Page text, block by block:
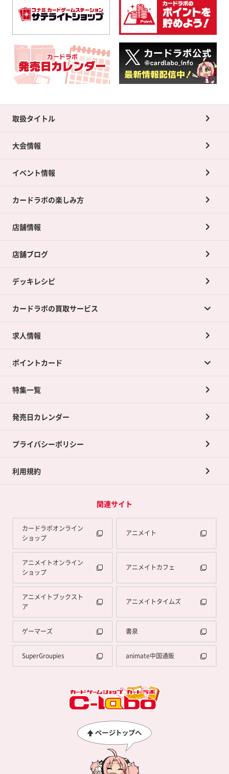
取扱タイトル
大会情報
イベント情報
カードラボの楽しみ方
店舗情報
店舗ブログ
デッキレシピ
カードラボの買取サービス
カードラボの買取サービスTOP
店舗買取について
ネット買取について
買取承諾書について
求人情報
ポイントカード
ポイントカードTOP
ポイント交換景品
特集一覧
発売日カレンダー
プライバシーポリシー
利用規約
関連サイト
カードラボオンライン
ショップ
アニメイト
アニメイトオンライン
ショップ
アニメイトカフェ
アニメイトブックスト
ア
アニメイトタイムズ
ゲーマーズ 書泉
SuperGroupies animate中国通販